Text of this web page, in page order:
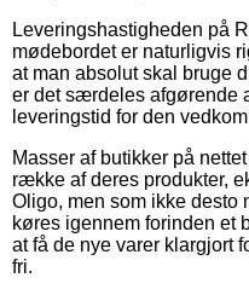
Leveringshastigheden på
mødebordet er naturligvis
at man absolut skal bruge
er det særdeles afgørende
leveringstid for den
Masser af butikker på
række af deres produkter,
Oligo, men som ikke desto
køres igennem forinden et
at få de nye varer klargjort
fri.